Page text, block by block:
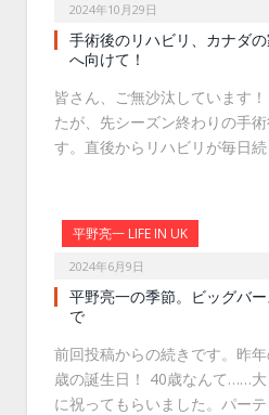
2024年10月29日
手術後のリハビリ、カナダ
へ向けて！
皆さん、ご無沙汰しています
たが、先シーズン終わりの手
す。直後からリハビリが毎日
平野亮一 LIFE IN UK
2024年6月9日
平野亮一の季節。ビッグバ
で
前回投稿からの続きです。昨
歳の誕生日！ 40歳なんて……
に祝ってもらいました。パー